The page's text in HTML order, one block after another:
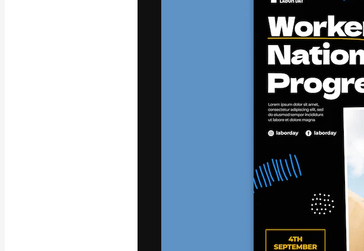
ваших лучших работ. Более 1 миллиона
подписчиков среди креаторов,
предприятий, агентств и студий.